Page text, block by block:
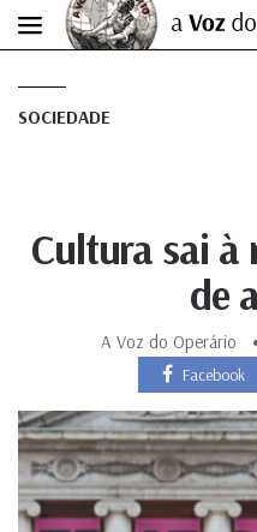
SOCIEDADE
Cultura sai
de
A Voz do Operário
Facebook